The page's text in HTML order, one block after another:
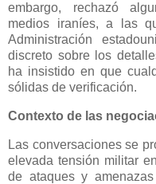
embargo, rechazó
medios iraníes, a las
Administración
discreto sobre los
ha insistido en que
sólidas de verificación.
Contexto de las
Las conversaciones se
elevada tensión militar
de ataques y